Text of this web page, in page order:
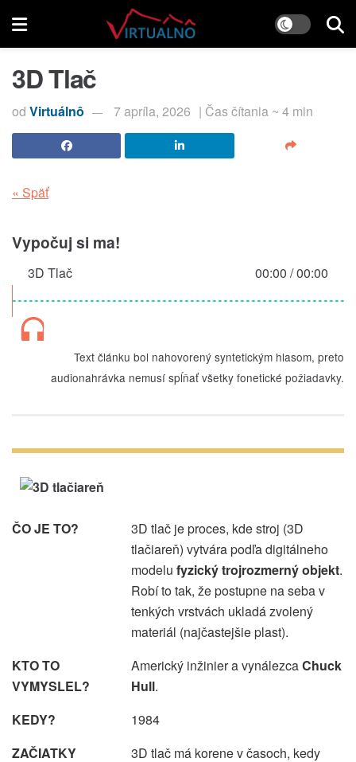
3D Tlač
od Virtuálnô 7 apríla, 2026 | Čas čítania ~ 4 min
« Späť
Vypočuj si ma!
3D Tlač 00:00 /00:00
Text článku bol nahovorený syntetickým hlasom, preto
audionahrávka nemusí spĺňať všetky fonetické požiadavky.
ČO JE TO?
3D tlač je proces, kde stroj (3D
tlačiareň) vytvára podľa digitálneho
modelu fyzický trojrozmerný objekt.
Robí to tak, že postupne na seba v
tenkých vrstvách ukladá zvolený
materiál (najčastejšie plast).
KTO TO
VYMYSLEL?
Americký inžinier a vynálezcaChuck
Hull.
KEDY?
1984
ZAČIATKY
3D tlač má korene v časoch, kedy